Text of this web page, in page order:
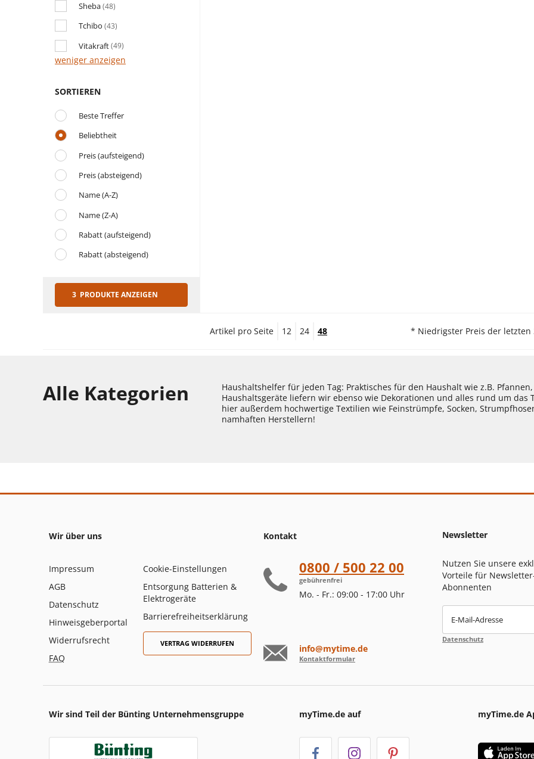
Sheba(48)
Tchibo (43)
Vitakraft(49)
weniger anzeigen
SORTIEREN
Beste Treffer
Beliebtheit
Preis (aufsteigend)
Preis (absteigend)
Name (A-Z)
Name (Z-A)
Rabatt (aufsteigend)
Rabatt (absteigend)
3 PRODUKTE ANZEIGEN
Artikel pro Seite 12 24 48 * Niedrigster Preis der letzten
Alle Kategorien
Haushaltshelfer für jeden Tag: Praktisches für den Haushalt wie z.B.
Haushaltsgeräte liefern wir ebenso wie Dekorationen und alles rund um das
hier außerdem hochwertige Textilien wie Feinstrümpfe, Socken,
namhaften Herstellern!
Wir über uns
Impressum
AGB
Datenschutz
Hinweisgeberportal
Widerrufsrecht
FAQ
Cookie-Einstellungen
Entsorgung Batterien &
Elektrogeräte
Barrierefreiheitserklärung
VERTRAG WIDERRUFEN
Kontakt
0800 / 500 22 00
gebührenfrei
Mo. - Fr.: 09:00 - 17:00 Uhr
info@mytime.de
Kontaktformular
Newsletter
Nutzen Sie unsere
Vorteile für
Abonnenten
E-Mail-Adresse
Datenschutz
Wir sind Teil der Bünting Unternehmensgruppe myTime.de auf myTime.de